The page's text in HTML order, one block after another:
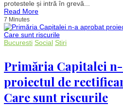
protestele și intră în grevă...
Read More
7 Minutes
Bucuresti Social Stiri
Primăria Capitalei
proiectul de
Care sunt riscurile